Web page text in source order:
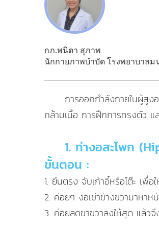
กภ.พนิตา สุภาพ
นักกายภาพบำบัด โรงพยาบาลม
การออกกำลังกายในผู้สู
กล้ามเนื้อ การฝึกการทรงตัว แ
1. ท่างอสะโพก
ขั้นตอน :
1. ยืนตรง จับเก้าอี้หรือโต๊ะ เพื่อ
2. ค่อยๆ งอเข่าข้างขวามาหาห
3. ค่อยลดขาขวาลงให้สุด แล้ว